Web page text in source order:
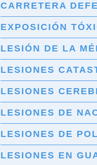
CARRETERA
EXPOSICIÓN
LESIÓN DE LA
LESIONES
LESIONES
LESIONES DE
LESIONES DE
LESIONES EN